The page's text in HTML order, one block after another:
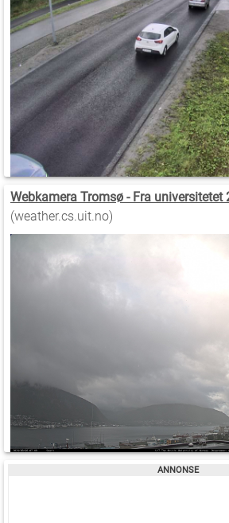
Webkamera Tromsø - Fra universitetet
(weather.cs.uit.no)